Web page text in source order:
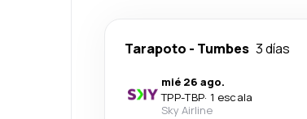
Tarapoto - Tumbes 3 días
mié 26 ago.
TPP-TBP· 1 escala
Sky Airline